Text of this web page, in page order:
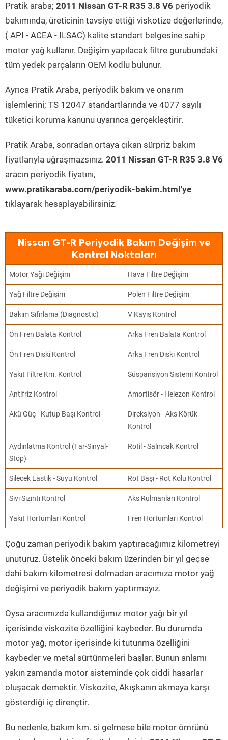
Pratik araba; 2011 Nissan GT-R R35 3.8 V6 periyodik
bakımında, üreticinin tavsiye ettiği viskotize değerlerinde,
( API - ACEA - ILSAC) kalite standart belgesine sahip
motor yağ kullanır. Değişim yapılacak filtre gurubundaki
tüm yedek parçaların OEM kodlu bulunur.
Ayrıca Pratik Araba, periyodik bakım ve onarım
işlemlerini; TS 12047 standartlarında ve 4077 sayılı
tüketici koruma kanunu uyarınca gerçekleştirir.
Pratik Araba, sonradan ortaya çıkan sürpriz bakım
fiyatlarıyla uğraşmazsınız. 2011 Nissan GT-R R35 3.8 V6
aracın periyodik fiyatını,
www.pratikaraba.com/periyodik-bakim.html'ye
tıklayarak hesaplayabilirsiniz.
Nissan GT-R Periyodik Bakım Değişim ve
Kontrol Noktaları
Motor Yağı Değişim Hava Filtre Değişim
Yağ Filtre Değişim Polen Filtre Değişim
Bakım Sıfırlama (Diagnostic) V Kayış Kontrol
Ön Fren Balata Kontrol Arka Fren Balata Kontrol
Ön Fren Diski Kontrol Arka Fren Diski Kontrol
Yakıt Filtre Km. Kontrol Süspansiyon Sistemi Kontrol
Antifriz Kontrol Amortisör - Helezon Kontrol
Akü Güç - Kutup Başı Kontrol
Direksiyon - Aks Körük
Kontrol
Aydınlatma Kontrol (Far-Sinyal-
Stop)
Rotil - Salıncak Kontrol
Silecek Lastik - Suyu Kontrol Rot Başı - Rot Kolu Kontrol
Sıvı Sızıntı Kontrol Aks Rulmanları Kontrol
Yakıt Hortumları Kontrol Fren Hortumları Kontrol
Çoğu zaman periyodik bakım yaptıracağımız kilometreyi
unuturuz. Üstelik önceki bakım üzerinden bir yıl geçse
dahi bakım kilometresi dolmadan aracımıza motor yağ
değişimi ve periyodik bakım yaptırmayız.
Oysa aracımızda kullandığımız motor yağı bir yıl
içerisinde viskozite özelliğini kaybeder. Bu durumda
motor yağ, motor içerisinde ki tutunma özelliğini
kaybeder ve metal sürtünmeleri başlar. Bunun anlamı
yakın zamanda motor sisteminde çok ciddi hasarlar
oluşacak demektir. Viskozite, Akışkanın akmaya karşı
gösterdiği iç dirençtir.
Bu nedenle, bakım km. si gelmese bile motor ömrünü